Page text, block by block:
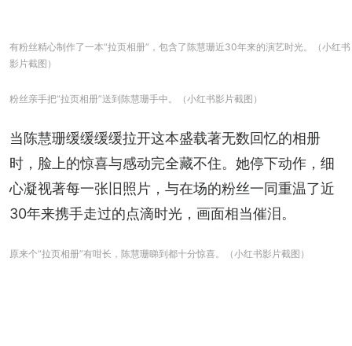
有粉丝精心制作了一本“拉页相册”，包含了陈慧珊近30年来的演艺时光。（小红书
影片截图）
粉丝亲手把“拉页相册”送到陈慧珊手中。（小红书影片截图）
当陈慧珊缓缓缓缓拉开这本盛载著无数回忆的相册
时，脸上的惊喜与感动完全藏不住。她停下动作，细
心凝视著每一张旧照片，与在场的粉丝一同重温了近
30年来携手走过的点滴时光，画面相当催泪。
原来个“拉页相册”有咁长，陈慧珊睇到都十分惊喜。（小红书影片截图）